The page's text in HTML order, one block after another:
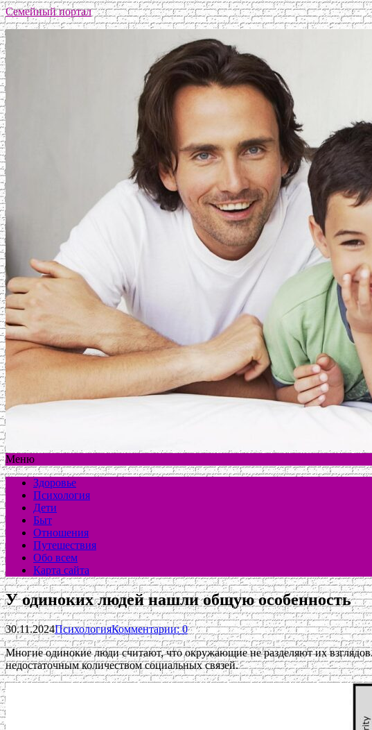
Семейный портал
Меню
Здоровье
Психология
Дети
Быт
Отношения
Путешествия
Обо всем
Карта сайта
У одиноких людей нашли общую особенность
30.11.2024ПсихологияКомментарии: 0
Многие одинокие люди считают, что окружающие не разделяют их
недостаточным количеством социальных связей.